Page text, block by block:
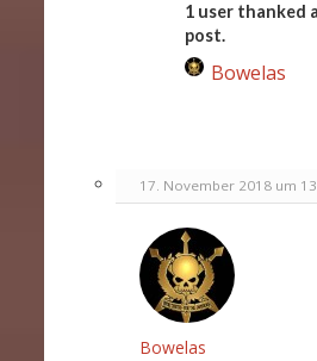
1 user
post.
Bowelas
17. November 2018 um
Bowelas